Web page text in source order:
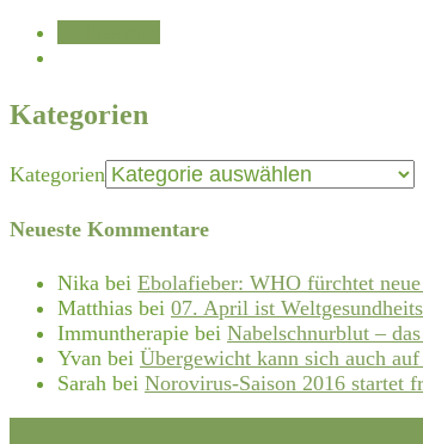
Kategorien
Kategorien
Neueste Kommentare
Nika bei Ebolafieber: WHO fürchtet
Matthias bei 07. April ist
Immuntherapie bei Nabelschnurblut –
Yvan bei Übergewicht kann sich auch
Sarah bei Norovirus-Saison 2016 startet